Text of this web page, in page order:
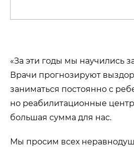
«За эти годы мы научились
Врачи прогнозируют
заниматься постоянно с
но реабилитационные
большая сумма для нас.
Мы просим всех